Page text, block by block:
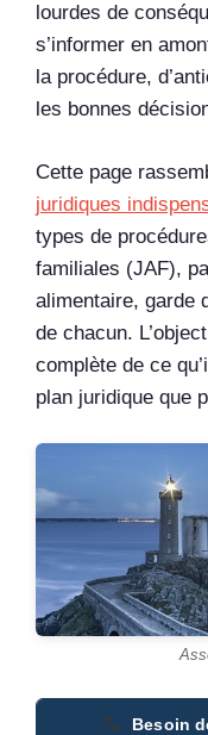
lourdes de
s’informer en
la procédure,
les bonnes
Cette page
juridiques
types de
familiales (JAF),
alimentaire, garde
de chacun.
complète de ce
plan juridique que
Besoin